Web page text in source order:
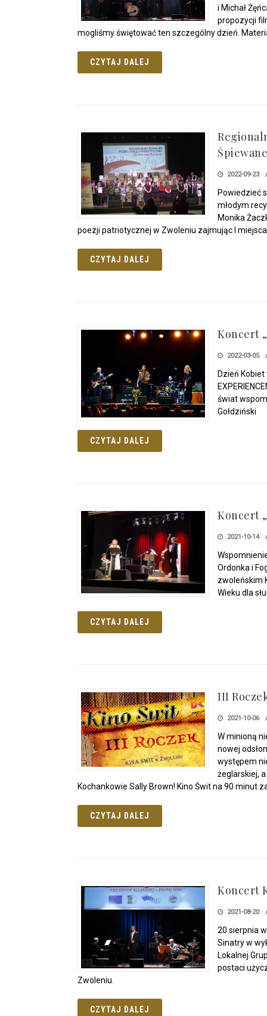
i Michał
propozycji
mogliśmy świętować ten szczególny dzień.
CZYTAJ DALEJ
2022-09-23
Powiedzieć
młodym
Monika
poezji patriotycznej w Zwoleniu zajmując I
CZYTAJ DALEJ
Koncert
2022-03-05
Dzień Kobiet
świat
Gołdziński
CZYTAJ DALEJ
Koncert
2021-10-14
Ordonka i
zwoleńskim
Wieku dla
CZYTAJ DALEJ
III
2021-10-06
W minioną
nowej
występem
żeglarskiej,
Kochankowie Sally Brown! Kino Świt na 90 minut
CZYTAJ DALEJ
Koncert
2021-08-20
20 sierpnia w
Sinatry w
Lokalnej
postaci
Zwoleniu.
CZYTAJ DALEJ